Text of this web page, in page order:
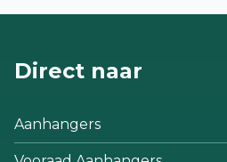
Direct naar
Aanhangers